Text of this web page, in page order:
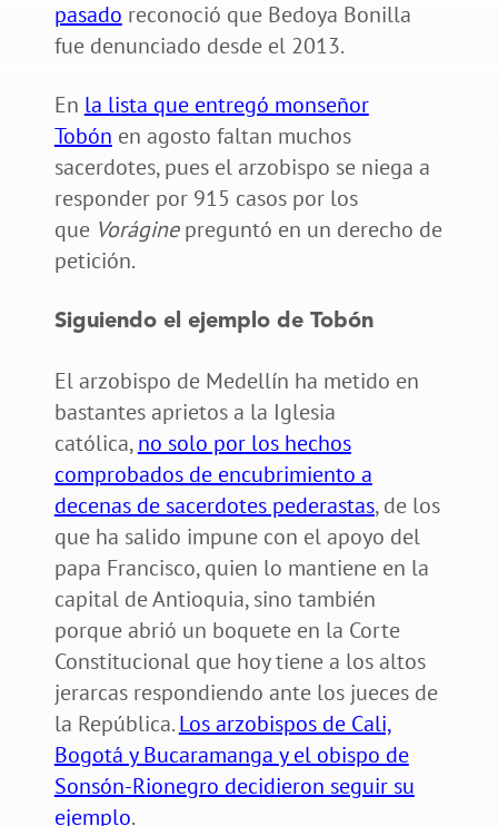
pasado reconoció que Bedoya Bonilla
fue denunciado desde el 2013.
En la lista que entregó monseñor
Tobón en agosto faltan muchos
sacerdotes, pues el arzobispo se niega a
responder por 915 casos por los
que Voráginepreguntó en un derecho de
petición.
Siguiendo el ejemplo de Tobón
El arzobispo de Medellín ha metido en
bastantes aprietos a la Iglesia
católica,no solo por los hechos
comprobados de encubrimiento a
decenas de sacerdotes pederastas, de los
que ha salido impune con el apoyo del
papa Francisco, quien lo mantiene en la
capital de Antioquia, sino también
porque abrió un boquete en la Corte
Constitucional que hoy tiene a los altos
jerarcas respondiendo ante los jueces de
la República.Los arzobispos de Cali,
Bogotá y Bucaramanga y el obispo de
Sonsón-Rionegro decidieron seguir su
ejemplo.